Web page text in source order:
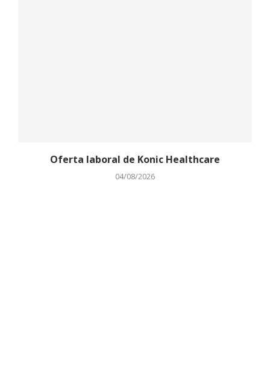
Oferta laboral de Konic Healthcare
04/08/2026